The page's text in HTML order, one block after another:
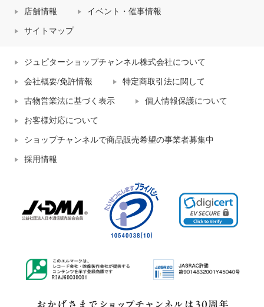
店舗情報 イベント・催事情報
サイトマップ
ジュピターショップチャンネル株式会社について
会社概要/免許情報 特定商取引法に関して
古物営業法に基づく表示 個人情報保護について
お客様対応について
ショップチャンネルで商品販売希望の事業者募集中
採用情報